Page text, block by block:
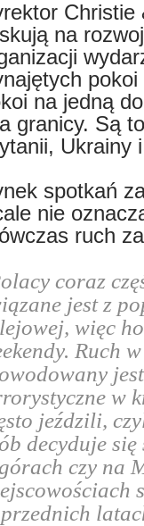
na
na jedną
granicy. Są
Ukrainy
spotkań
nie
ruch
coraz
jest z
więc
Ruch
w
jeździli,
decyduje
czy na